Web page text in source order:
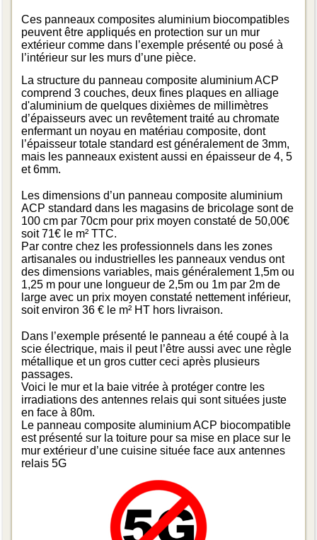
Ces panneaux composites aluminium biocompatibles
peuvent être appliqués en protection sur un mur
extérieur comme dans l’exemple présenté ou posé à
l’intérieur sur les murs d’une pièce.
La structure du panneau composite aluminium ACP
comprend 3 couches, deux fines plaques en alliage
d'aluminium de quelques dixièmes de millimètres
d’épaisseurs avec un revêtement traité au chromate
enfermant un noyau en matériau composite, dont
l’épaisseur totale standard est généralement de 3mm,
mais les panneaux existent aussi en épaisseur de 4, 5
et 6mm.
Les dimensions d’un panneau composite aluminium
ACP standard dans les magasins de bricolage sont de
100 cm par 70cm pour prix moyen constaté de 50,00€
soit 71€ le m² TTC.
Par contre chez les professionnels dans les zones
artisanales ou industrielles les panneaux vendus ont
des dimensions variables, mais généralement 1,5m ou
1,25 m pour une longueur de 2,5m ou 1m par 2m de
large avec un prix moyen constaté nettement inférieur,
soit environ 36 € le m² HT hors livraison.
Dans l’exemple présenté le panneau a été coupé à la
scie électrique, mais il peut l’être aussi avec une règle
métallique et un gros cutter ceci après plusieurs
passages.
Voici le mur et la baie vitrée à protéger contre les
irradiations des antennes relais qui sont situées juste
en face à 80m.
Le panneau composite aluminium ACP biocompatible
est présenté sur la toiture pour sa mise en place sur le
mur extérieur d’une cuisine située face aux antennes
relais 5G